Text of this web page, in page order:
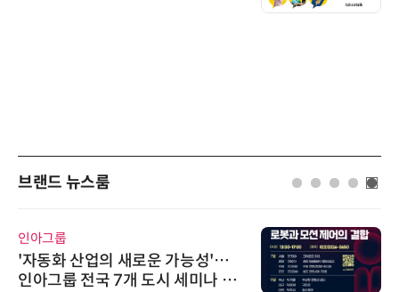
브랜드 뉴스룸
인아그룹
'자동화 산업의 새로운 가능성'…
인아그룹 전국 7개 도시 세미나 페